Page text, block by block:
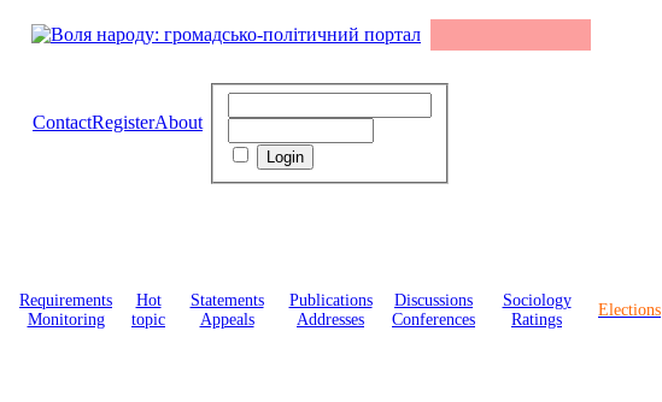
ContactRegisterAbout
Requirements
Monitoring
Hot
topic
Statements
Appeals
Publications
Addresses
Discussions
Conferences
Sociology
Ratings
Elections